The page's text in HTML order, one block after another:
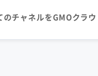
のチャネルをGMOクラ